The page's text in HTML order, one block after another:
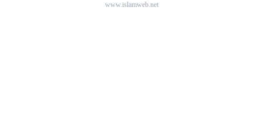
www.islamweb.net